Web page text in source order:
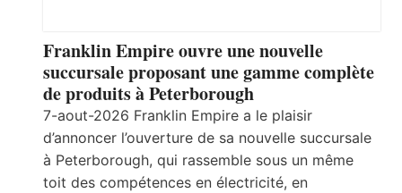
Franklin Empire ouvre une nouvelle
succursale proposant une gamme complète
de produits à Peterborough
7-aout-2026 Franklin Empire a le plaisir
d’annoncer l’ouverture de sa nouvelle succursale
à Peterborough, qui rassemble sous un même
toit des compétences en électricité, en